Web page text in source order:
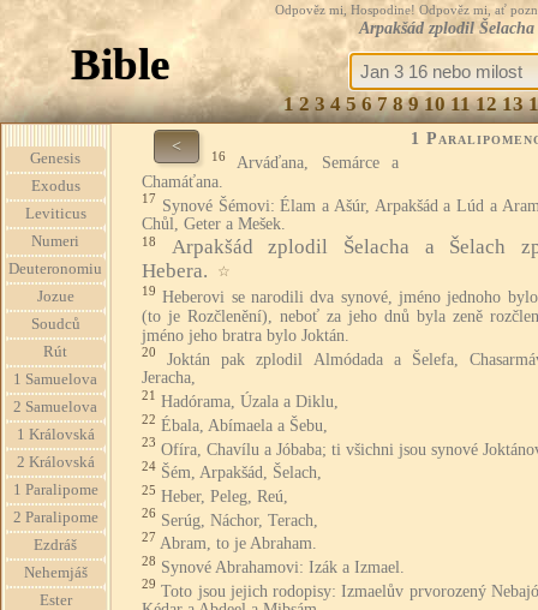
Odpověz mi, Hospodine! Odpověz mi, ať
Arpakšád zplodil
Bible
1 2 3 4 5 6 7 8 9 10 11 12 13
Genesis
Exodus
Leviticus
Numeri
Deuteronomiu
Jozue
Soudců
Rút
1 Samuelova
2 Samuelova
1 Královská
2 Královská
1 Paralipome
2 Paralipome
Ezdráš
Nehemjáš
Ester
< 1
16
Arváďana, Semárce a
Chamáťana.
17 Synové Šémovi: Élam a Ašúr, Arpakšád a Lúd a
Chůl, Geter a Mešek.
18
Arpakšád zplodil Šelacha a Šelach
Hebera.
☆
19 Heberovi se narodili dva synové, jméno jednoho
(to je Rozčlenění), neboť za jeho dnů byla zeně
jméno jeho bratra bylo Joktán.
20
Joktán pak zplodil Almódada a Šelefa,
Jeracha,
21 Hadórama, Úzala a Diklu,
22 Ébala, Abímaela a Šebu,
23 Ofíra, Chavílu a Jóbaba; ti všichni jsou synové
24 Šém, Arpakšád, Šelach,
25 Heber, Peleg, Reú,
26 Serúg, Náchor, Terach,
27 Abram, to je Abraham.
28 Synové Abrahamovi: Izák a Izmael.
29 Toto jsou jejich rodopisy: Izmaelův prvorozený